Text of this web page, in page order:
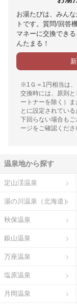
お湯たびは、みん
トです。質問/回答
マネーに交換でき
んたまる！
※1Ｇ＝1円相当は、
交換時には、原則
ートナーを除く）
とに設定されてい
下回らない場合も
ージをご確認くださ
温泉地から探す
定山渓温泉
湯の川温泉（北海道）
秋保温泉
銀山温泉
万座温泉
塩原温泉
月岡温泉